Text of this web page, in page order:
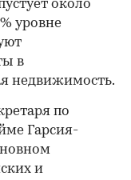
около
уровне
в
недвижимость.
по
Гарсия-
и